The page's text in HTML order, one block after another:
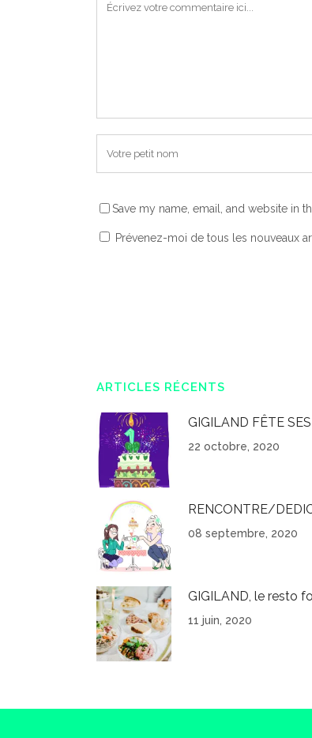
Save my name, email, and website in
Prévenez-moi de tous les nouveaux
ARTICLES RÉCENTS
GIGILAND FÊTE
22 octobre, 2020
RENCONTRE/
08 septembre, 2020
GIGILAND, le resto
11 juin, 2020